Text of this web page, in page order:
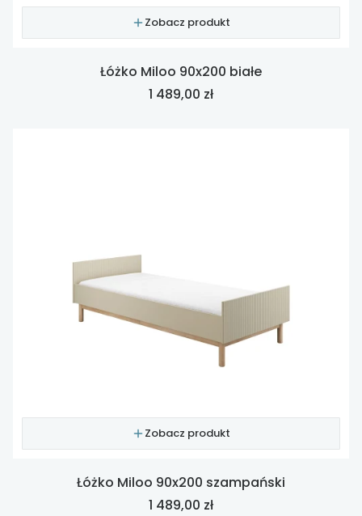
Zobacz produkt
Łóżko Miloo 90x200 białe
Cena
1 489,00 zł
Zobacz produkt
Łóżko Miloo 90x200 szampański
Cena
1 489,00 zł